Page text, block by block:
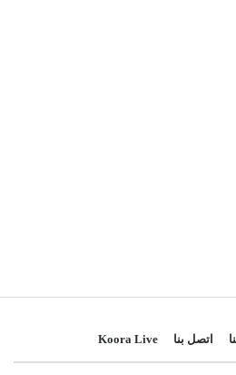
اتصل بنا Koora Live